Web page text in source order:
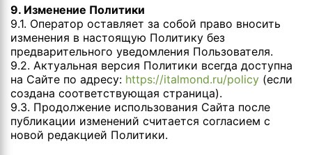
9. Изменение Политики
9.1. Оператор оставляет за собой право вносить
изменения в настоящую Политику без
предварительного уведомления Пользователя.
9.2. Актуальная версия Политики всегда доступна
на Сайте по адресу: https://italmond.ru/policy (если
создана соответствующая страница).
9.3. Продолжение использования Сайта после
публикации изменений считается согласием с
новой редакцией Политики.